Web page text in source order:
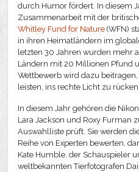
durch Humor fördert. In diesem
Zusammenarbeit mit der
Whitley Fund for Nature (WFN)
in ihren Heimatländern im
letzten 30 Jahren wurden mehr
Ländern mit 20 Millionen Pfund
Wettbewerb wird dazu
leisten, ins rechte Licht zu rücken.
In diesem Jahr gehören die
Lara Jackson und Roxy Furman
Auswahlliste prüft. Sie werden
Reihe von Experten bewerten,
Kate Humble, der Schauspieler
weltbekannten Tierfotografen